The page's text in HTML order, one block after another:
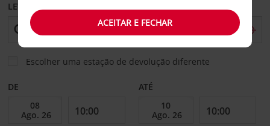
LEVANTAR EM
Escolher uma estação de devolução diferente
DE ATÉ
ACEITAR E FECHAR